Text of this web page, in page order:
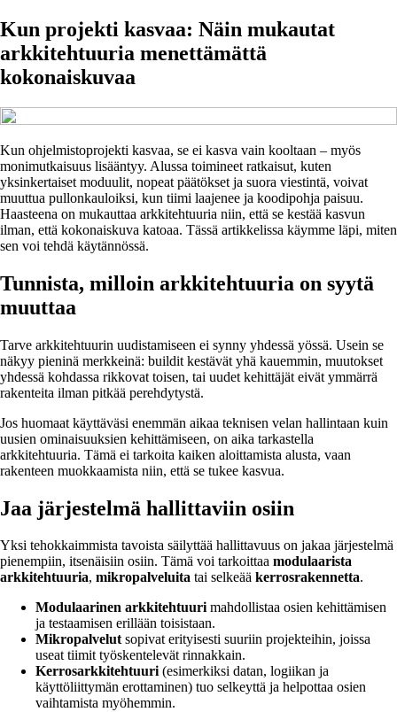
Kun projekti kasvaa: Näin mukautat
arkkitehtuuria menettämättä
kokonaiskuvaa
Kun ohjelmistoprojekti kasvaa, se ei kasva vain kooltaan – myös
monimutkaisuus lisääntyy. Alussa toimineet ratkaisut, kuten
yksinkertaiset moduulit, nopeat päätökset ja suora viestintä, voivat
muuttua pullonkauloiksi, kun tiimi laajenee ja koodipohja paisuu.
Haasteena on mukauttaa arkkitehtuuria niin, että se kestää kasvun
ilman, että kokonaiskuva katoaa. Tässä artikkelissa käymme läpi, miten
sen voi tehdä käytännössä.
Tunnista, milloin arkkitehtuuria on syytä
muuttaa
Tarve arkkitehtuurin uudistamiseen ei synny yhdessä yössä. Usein se
näkyy pieninä merkkeinä: buildit kestävät yhä kauemmin, muutokset
yhdessä kohdassa rikkovat toisen, tai uudet kehittäjät eivät ymmärrä
rakenteita ilman pitkää perehdytystä.
Jos huomaat käyttäväsi enemmän aikaa teknisen velan hallintaan kuin
uusien ominaisuuksien kehittämiseen, on aika tarkastella
arkkitehtuuria. Tämä ei tarkoita kaiken aloittamista alusta, vaan
rakenteen muokkaamista niin, että se tukee kasvua.
Jaa järjestelmä hallittaviin osiin
Yksi tehokkaimmista tavoista säilyttää hallittavuus on jakaa järjestelmä
pienempiin, itsenäisiin osiin. Tämä voi tarkoittaa modulaarista
arkkitehtuuria, mikropalveluita tai selkeää kerrosrakennetta.
Modulaarinen arkkitehtuurimahdollistaa osien kehittämisen
ja testaamisen erillään toisistaan.
Mikropalvelutsopivat erityisesti suuriin projekteihin, joissa
useat tiimit työskentelevät rinnakkain.
Kerrosarkkitehtuuri(esimerkiksi datan, logiikan ja
käyttöliittymän erottaminen) tuo selkeyttä ja helpottaa osien
vaihtamista myöhemmin.